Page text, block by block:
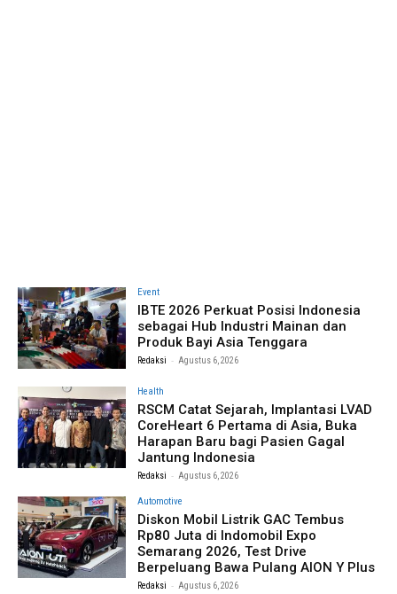
Event
IBTE 2026 Perkuat Posisi Indonesia
sebagai Hub Industri Mainan dan
Produk Bayi Asia Tenggara
Redaksi - Agustus 6, 2026
Health
RSCM Catat Sejarah, Implantasi LVAD
CoreHeart 6 Pertama di Asia, Buka
Harapan Baru bagi Pasien Gagal
Jantung Indonesia
Redaksi - Agustus 6, 2026
Automotive
Diskon Mobil Listrik GAC Tembus
Rp80 Juta di Indomobil Expo
Semarang 2026, Test Drive
Berpeluang Bawa Pulang AION Y Plus
Redaksi - Agustus 6, 2026